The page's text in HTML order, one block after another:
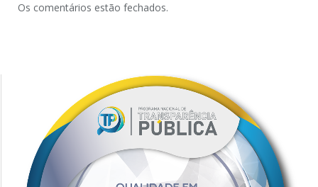
Os comentários estão fechados.